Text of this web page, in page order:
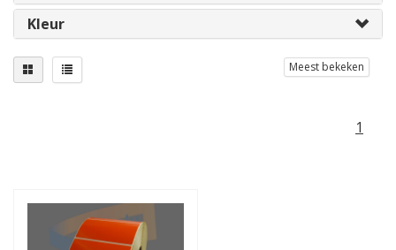
Kleur
Meest bekeken
1